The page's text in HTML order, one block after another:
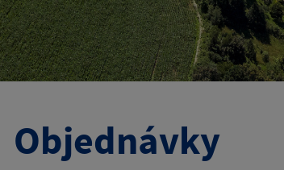
Objednávky